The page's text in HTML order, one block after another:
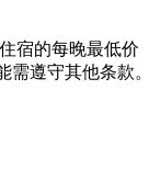
宿的每晚最低价
遵守其他条款。